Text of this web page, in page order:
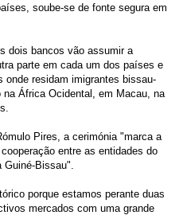
soube-se de fonte segura em
dois bancos vão assumir a
parte em cada um dos países e
residam imigrantes bissau-
África Ocidental, em Macau, na
Pires, a cerimónia "marca a
entre as entidades do
Bissau".
porque estamos perante duas
mercados com uma grande